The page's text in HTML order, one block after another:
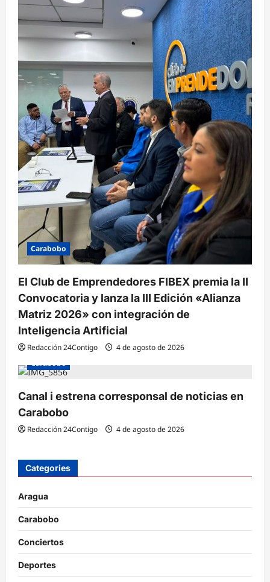
Carabobo
El Club de Emprendedores FIBEX premia la II
Convocatoria y lanza la III Edición «Alianza
Matriz 2026» con integración de
Inteligencia Artificial
Redacción 24Contigo
4 de agosto de 2026
Carabobo
Canal i estrena corresponsal de noticias en
Carabobo
Redacción 24Contigo 4 de agosto de 2026
Categories
Aragua
Carabobo
Conciertos
Deportes